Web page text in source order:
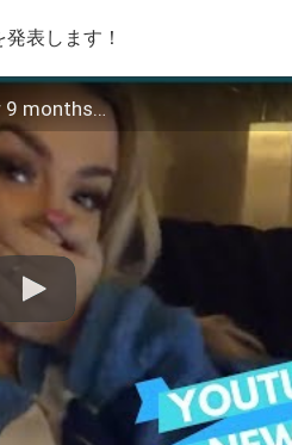
表します！
9 months…